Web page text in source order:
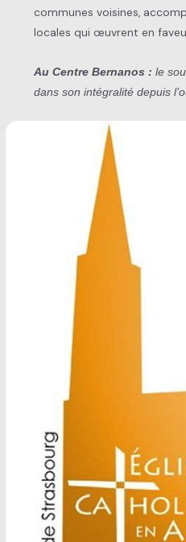
communes voisines,
locales qui œuvrent en
Au Centre Bernanos : le
dans son intégralité depuis